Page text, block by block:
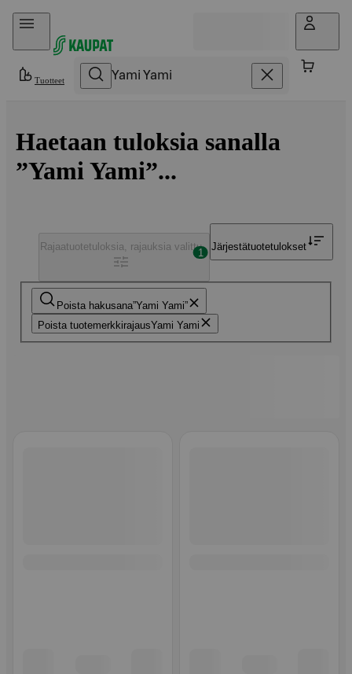
Hyppää sisältöön
Tuotteet
Haetaan tuloksia sanalla
”Yami Yami”...
Poista hakusana Yami Yami
Poista tuotemerkkirajausYami Yami
Rajaatuotetuloksia, rajauksia valittu
1
Järjestätuotetulokset